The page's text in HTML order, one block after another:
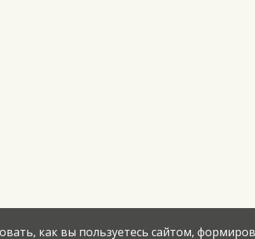
как вы пользуетесь сайтом,